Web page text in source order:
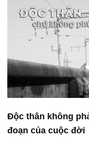
Độc thân không
đoạn của cuộc đời